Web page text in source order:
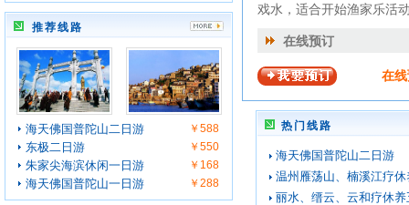
推荐线路
海天佛国普陀山二日游 ￥588
东极二日游 ￥550
朱家尖海滨休闲一日游 ￥168
海天佛国普陀山一日游 ￥288
戏水，适合开始渔家乐活
在线预订
在
热门线路
海天佛国普陀山二日游
温州雁荡山、楠溪江疗休
丽水、缙云、云和疗休养